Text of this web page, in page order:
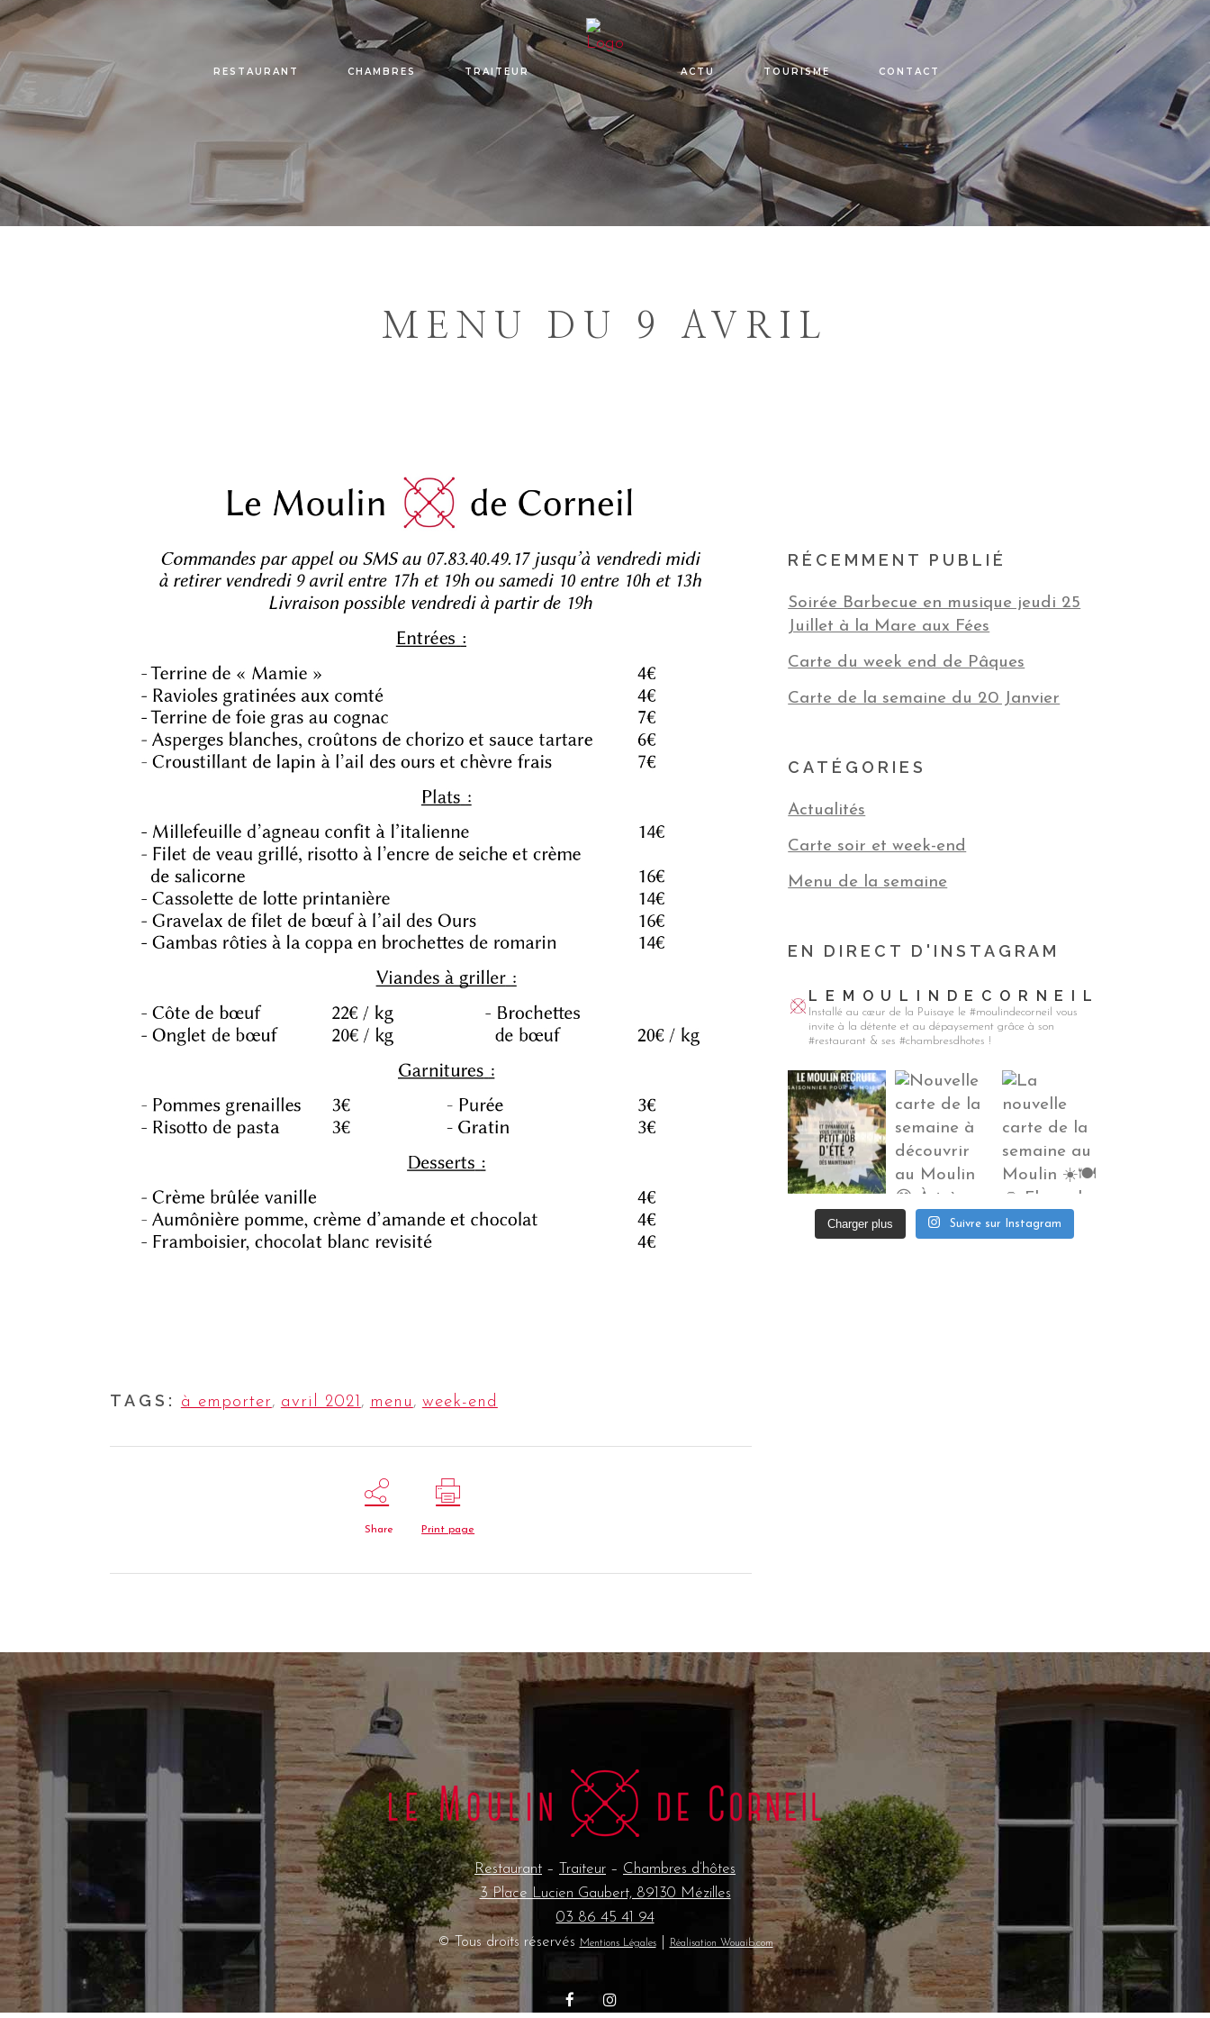
RESTAURANT CHAMBRES TRAITEUR ACTU TOURISME CONTACT
MENU DU 9 AVRIL
TAGS: à emporter, avril 2021 , menu , week-end
Share Print page
RÉCEMMENT PUBLIÉ
Soirée Barbecue en musique jeudi 25
Juillet à la Mare aux Fées
Carte du week end de Pâques
Carte de la semaine du 20 Janvier
CATÉGORIES
Actualités
Carte soir et week-end
Menu de la semaine
EN DIRECT D'INSTAGRAM
LEMOULINDECORNEIL
Installé au cœur de la Puisaye le #moulindecorneil vous
invite à la détente et au dépaysement grâce à son
#restaurant & ses #chambresdhotes !
Charger plus Suivre sur Instagram
Restaurant – Traiteur – Chambres d’hôtes
3 Place Lucien Gaubert, 89130 Mézilles
03 86 45 41 94
© Tous droits réservés Mentions Légales| Réalisation Wouaib.com